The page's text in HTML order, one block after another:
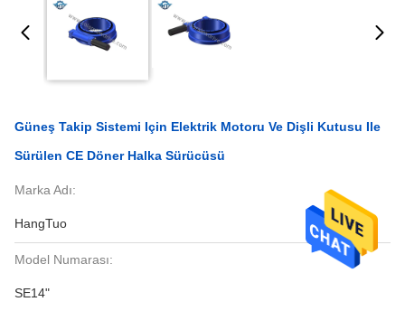
Güneş Takip Sistemi Için Elektrik Motoru Ve Dişli Kutusu Ile
Sürülen CE Döner Halka Sürücüsü
Marka Adı:
HangTuo
Model Numarası:
SE14"